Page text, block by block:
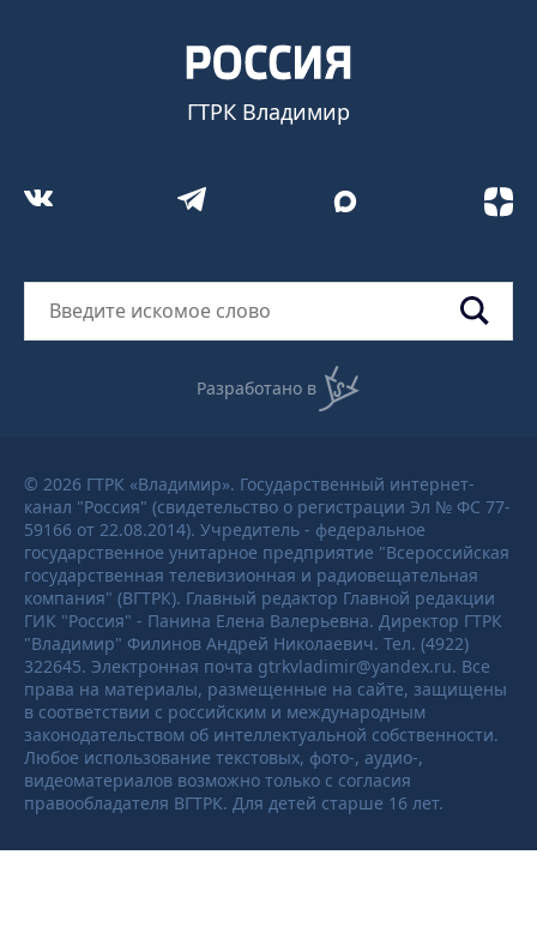
ГТРК Владимир
Разработано в
© 2026 ГТРК «Владимир». Государственный интернет-
канал "Россия" (свидетельство о регистрации Эл № ФС 77-
59166 от 22.08.2014). Учредитель - федеральное
государственное унитарное предприятие "Всероссийская
государственная телевизионная и радиовещательная
компания" (ВГТРК). Главный редактор Главной редакции
ГИК "Россия" - Панина Елена Валерьевна. Директор ГТРК
"Владимир" Филинов Андрей Николаевич. Тел. (4922)
322645. Электронная почта gtrkvladimir@yandex.ru. Все
права на материалы, размещенные на сайте, защищены
в соответствии с российским и международным
законодательством об интеллектуальной собственности.
Любое использование текстовых, фото-, аудио-,
видеоматериалов возможно только с согласия
правообладателя ВГТРК. Для детей старше 16 лет.